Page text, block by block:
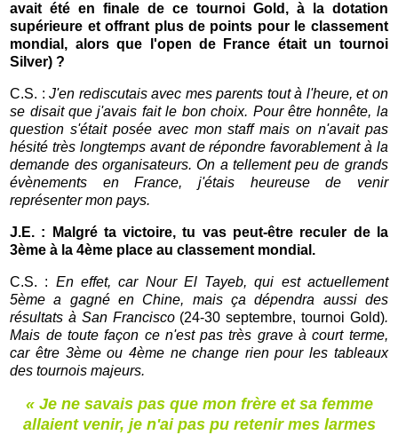
avait été en finale de ce tournoi Gold, à la dotation
supérieure et offrant plus de points pour le classement
mondial, alors que l'open de France était un tournoi
Silver) ?
C.S. :J'en rediscutais avec mes parents tout à l'heure, et on
se disait que j'avais fait le bon choix. Pour être honnête, la
question s'était posée avec mon staff mais on n'avait pas
hésité très longtemps avant de répondre favorablement à la
demande des organisateurs. On a tellement peu de grands
évènements en France, j'étais heureuse de venir
représenter mon pays.
J.E. : Malgré ta victoire, tu vas peut-être reculer de la
3ème à la 4ème place au classement mondial.
C.S. : En effet, car Nour El Tayeb, qui est actuellement
5ème a gagné en Chine, mais ça dépendra aussi des
résultats à San Francisco (24-30 septembre, tournoi Gold).
Mais de toute façon ce n'est pas très grave à court terme,
car être 3ème ou 4ème ne change rien pour les tableaux
des tournois majeurs.
« Je ne savais pas que mon frère et sa femme
allaient venir, je n'ai pas pu retenir mes larmes